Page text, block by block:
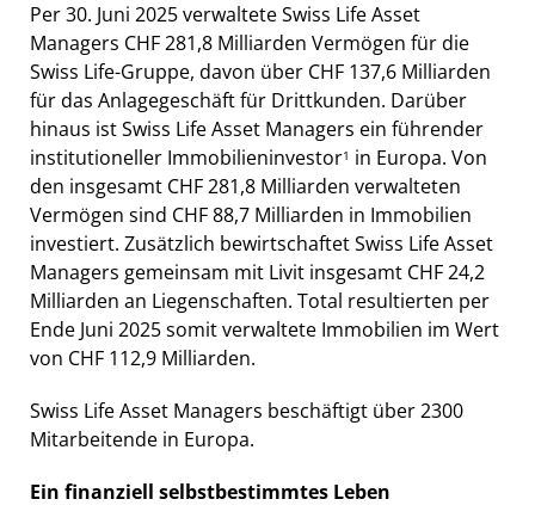
Per 30. Juni 2025 verwaltete Swiss Life Asset
Managers CHF 281,8 Milliarden Vermögen für die
Swiss Life-Gruppe, davon über CHF 137,6 Milliarden
für das Anlagegeschäft für Drittkunden. Darüber
hinaus ist Swiss Life Asset Managers ein führender
institutioneller Immobilieninvestor1 in Europa. Von
den insgesamt CHF 281,8 Milliarden verwalteten
Vermögen sind CHF 88,7 Milliarden in Immobilien
investiert. Zusätzlich bewirtschaftet Swiss Life Asset
Managers gemeinsam mit Livit insgesamt CHF 24,2
Milliarden an Liegenschaften. Total resultierten per
Ende Juni 2025 somit verwaltete Immobilien im Wert
von CHF 112,9 Milliarden.
Swiss Life Asset Managers beschäftigt über 2300
Mitarbeitende in Europa.
Ein finanziell selbstbestimmtes Leben